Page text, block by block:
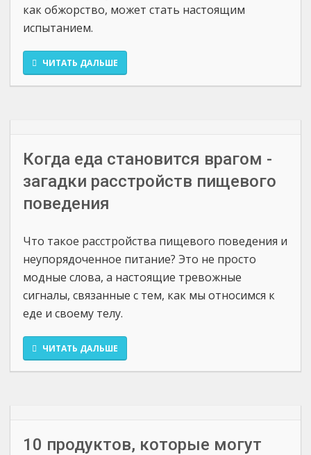
как обжорство, может стать настоящим
испытанием.
ЧИТАТЬ ДАЛЬШЕ
Когда еда становится врагом -
загадки расстройств пищевого
поведения
Что такое расстройства пищевого поведения и
неупорядоченное питание? Это не просто
модные слова, а настоящие тревожные
сигналы, связанные с тем, как мы относимся к
еде и своему телу.
ЧИТАТЬ ДАЛЬШЕ
10 продуктов, которые могут